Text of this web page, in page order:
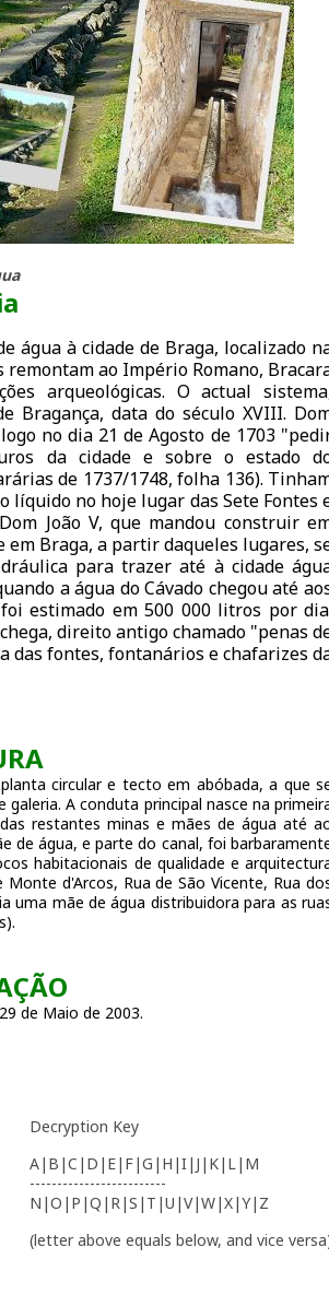
água à cidade de Braga, localizado
remontam ao Império Romano,
arqueológicas. O actual
Bragança, data do século XVIII.
no dia 21 de Agosto de 1703
da cidade e sobre o estado
de 1737/1748, folha 136).
líquido no hoje lugar das Sete Fontes
João V, que mandou construir
em Braga, a partir daqueles lugares,
para trazer até à cidade
a água do Cávado chegou até
estimado em 500 000 litros por
direito antigo chamado "penas
das fontes, fontanários e chafarizes
circular e tecto em abóbada, a que
A conduta principal nasce na
restantes minas e mães de água até
de água, e parte do canal, foi
habitacionais de qualidade e
d'Arcos, Rua de São Vicente, Rua
uma mãe de água distribuidora para as
de Maio de 2003.
Decryption Key
A|B|C|D|E|F|G|H|I|J|K|L|M
-------------------------
N|O|P|Q|R|S|T|U|V|W|X|Y|Z
(letter above equals below, and vice